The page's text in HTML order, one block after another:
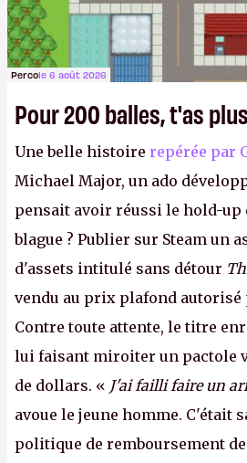
Percole 6 août 2026
Pour 200 balles, t'as
Une belle histoire repérée par
Michael Major, un ado
pensait avoir réussi le hold-up
blague ? Publier sur Steam un
d'assets intitulé sans détour
vendu au prix plafond autorisé
Contre toute attente, le titre
lui faisant miroiter un pactole
de dollars. « J'ai failli faire un
avoue le jeune homme. C'était
politique de remboursement de